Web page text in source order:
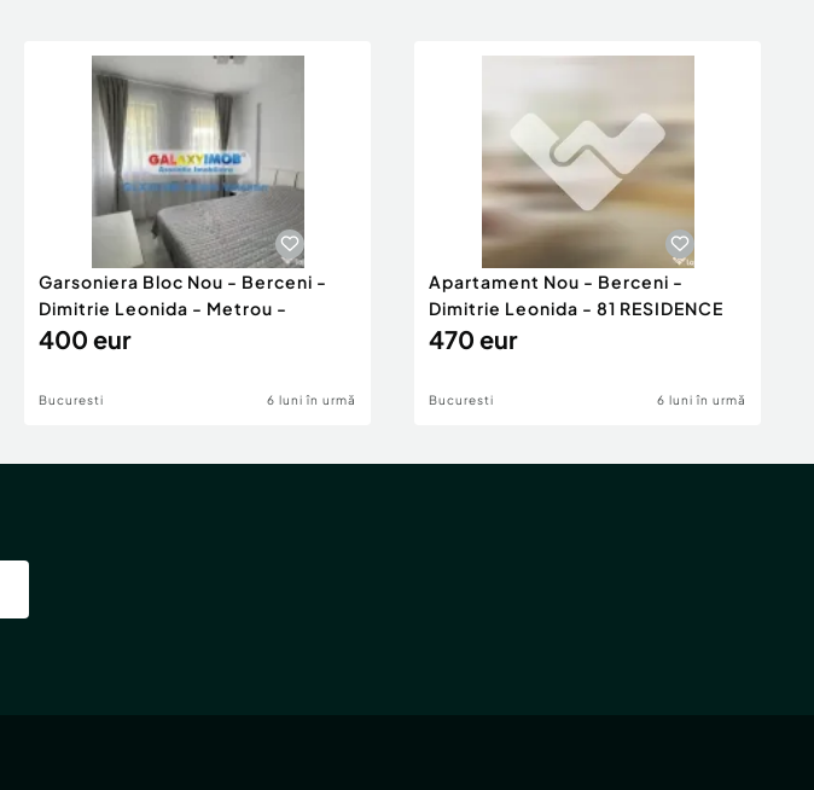
Garsoniera Bloc Nou - Berceni -
Dimitrie Leonida - Metrou -
400 eur
Bucuresti 6 luni în urmă
Apartament Nou - Berceni -
Dimitrie Leonida - 81 RESIDENCE
470 eur
Bucuresti 6 luni în urmă